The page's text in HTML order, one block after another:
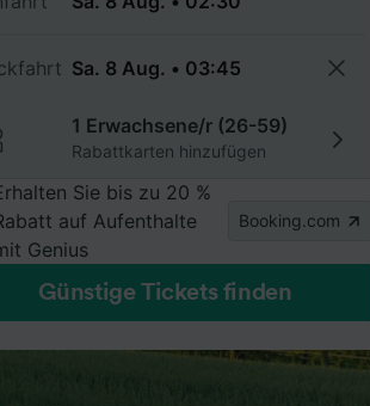
1 Erwachsene/r (26-59)
Rabattkarten hinzufügen
Sie bis zu 20 %
auf Aufenthalte
Genius
Booking.com
Günstige Tickets finden